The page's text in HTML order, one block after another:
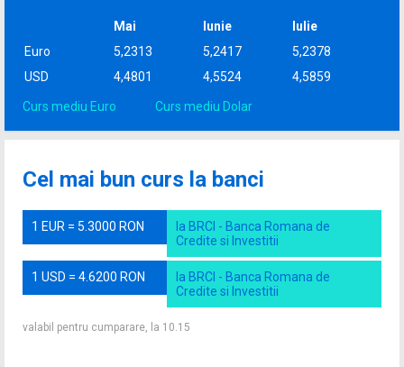
Mai Iunie
Iulie
Euro
5,2313 5,2417
5,2378
USD
4,4801 4,5524 4,5859
Curs mediu Euro Curs mediu Dolar
Cel mai bun curs la banci
1 EUR = 5.3000 RON
la BRCI - Banca Romana de
Credite si Investitii
1 USD = 4.6200 RON
la BRCI - Banca Romana de
Credite si Investitii
valabil pentru cumparare, la 10.15